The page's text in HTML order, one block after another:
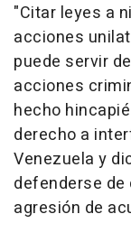
"Citar leyes a
acciones
puede servir
acciones
hecho
derecho a
Venezuela y
defenderse
agresión de